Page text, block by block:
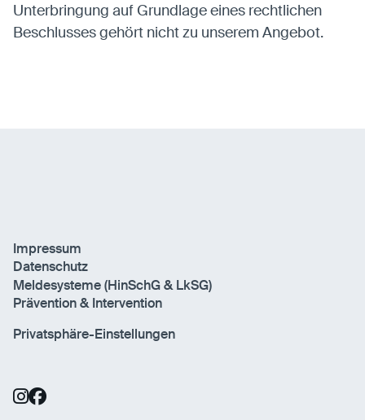
Unterbringung auf Grundlage eines rechtlichen
Beschlusses gehört nicht zu unserem Angebot.
Impressum
Datenschutz
Meldesysteme (HinSchG & LkSG)
Prävention & Intervention
Privatsphäre-Einstellungen